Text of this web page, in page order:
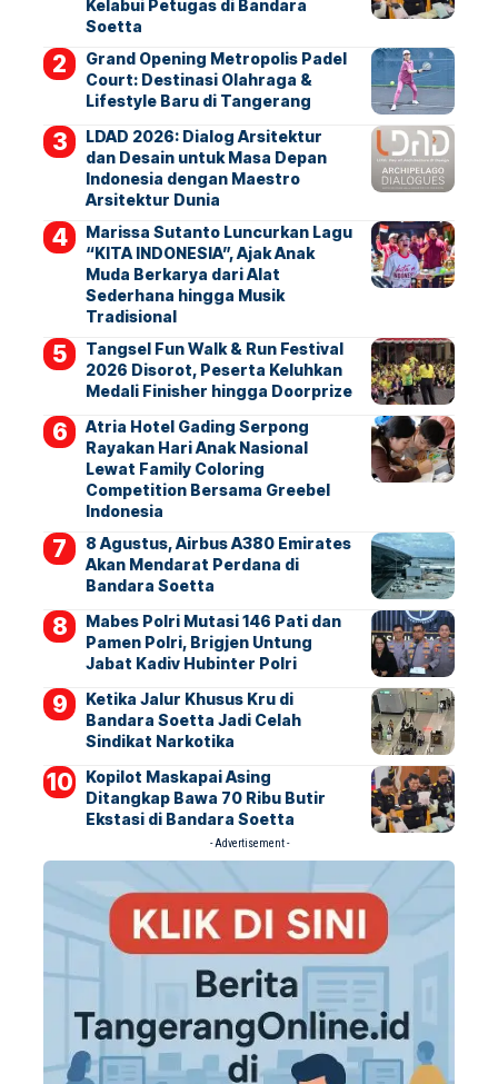
Kelabui Petugas di Bandara
Soetta
Grand Opening Metropolis Padel
Court: Destinasi Olahraga &
Lifestyle Baru di Tangerang
LDAD 2026: Dialog Arsitektur
dan Desain untuk Masa Depan
Indonesia dengan Maestro
Arsitektur Dunia
Marissa Sutanto Luncurkan Lagu
“KITA INDONESIA”, Ajak Anak
Muda Berkarya dari Alat
Sederhana hingga Musik
Tradisional
Tangsel Fun Walk & Run Festival
2026 Disorot, Peserta Keluhkan
Medali Finisher hingga Doorprize
Atria Hotel Gading Serpong
Rayakan Hari Anak Nasional
Lewat Family Coloring
Competition Bersama Greebel
Indonesia
8 Agustus, Airbus A380 Emirates
Akan Mendarat Perdana di
Bandara Soetta
Mabes Polri Mutasi 146 Pati dan
Pamen Polri, Brigjen Untung
Jabat Kadiv Hubinter Polri
Ketika Jalur Khusus Kru di
Bandara Soetta Jadi Celah
Sindikat Narkotika
Kopilot Maskapai Asing
Ditangkap Bawa 70 Ribu Butir
Ekstasi di Bandara Soetta
- Advertisement -